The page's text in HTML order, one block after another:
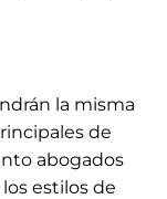
la misma
de
abogados
estilos de